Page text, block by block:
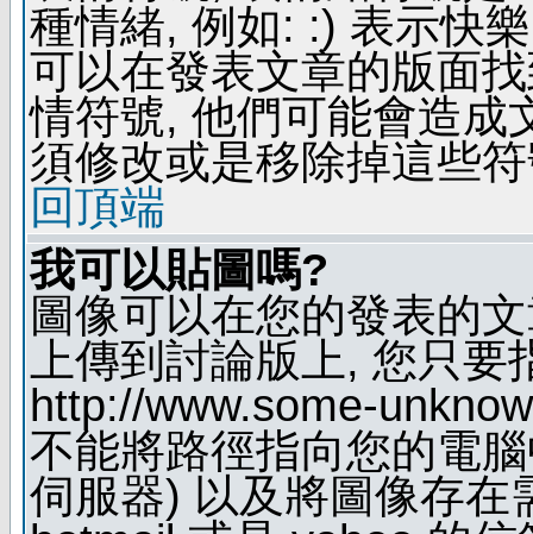
種情緒, 例如: :) 表示快
可以在發表文章的版面
情符號, 他們可能會造成
須修改或是移除掉這些
回頂端
我可以貼圖嗎?
圖像可以在您的發表的
上傳到討論版上, 您只
http://www.some-
不能將路徑指向您的電
伺服器) 以及將圖像存在